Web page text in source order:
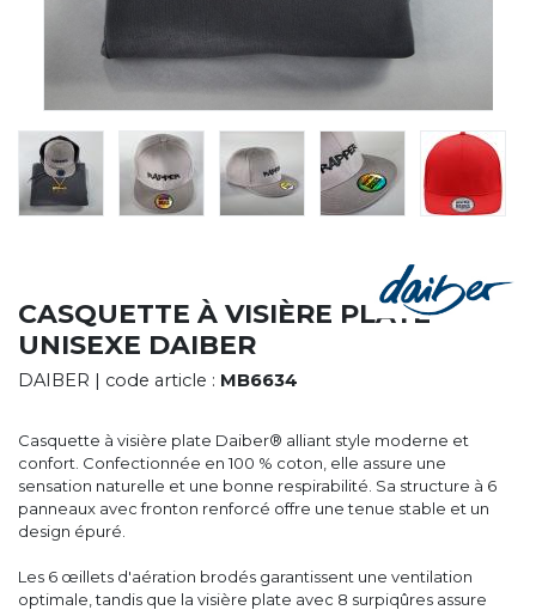
LA SOCIÉTÉ
SERVICES
ROADSHOWS, FORUM DES EXPERTS
MARQUES & CERTIFICATS
TECHNIQUES MARQUAGE
BLOG
CASQUETTE À VISIÈRE PLATE
UNISEXE DAIBER
DAIBER | code article : MB6634
Casquette à visière plate Daiber® alliant style moderne et
confort. Confectionnée en 100 % coton, elle assure une
sensation naturelle et une bonne respirabilité. Sa structure à 6
panneaux avec fronton renforcé offre une tenue stable et un
design épuré.
Les 6 œillets d'aération brodés garantissent une ventilation
optimale, tandis que la visière plate avec 8 surpiqûres assure